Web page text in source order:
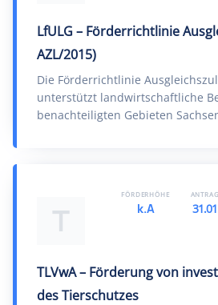
LfULG – Förderrichtlinie
AZL/2015)
Die Förderrichtlinie
unterstützt landwirtschaftliche
benachteiligten Gebieten
T
TLVwA – Förderung von
des Tierschutzes
FÖRDERHÖHE
k.A
ANTRAG
31.01